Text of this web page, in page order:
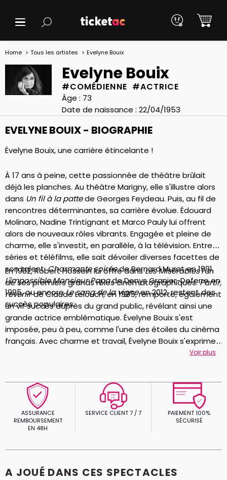
Home Tous les artistes Evelyne Bouix
Evelyne Bouix
#COMÉDIENNE #ACTRICE
Âge : 73
Date de naissance : 22/04/1953
EVELYNE BOUIX - BIOGRAPHIE
Évelyne Bouix, une carrière étincelante !
À 17 ans à peine, cette passionnée de théâtre brûlait
déjà les planches. Au théâtre Marigny, elle s'illustre alors
dans Un fil à la pattede Georges Feydeau. Puis, au fil de
rencontres déterminantes, sa carrière évolue. Édouard
Molinaro, Nadine Trintignant et Marco Pauly lui offrent
alors de nouveaux rôles vibrants. Engagée et pleine de
charme, elle s'investit, en parallèle, à la télévision. Entre
séries et téléfilms, elle sait dévoiler diverses facettes de
son talent.Charmante soiréede Bernard Murat en 1991,
L'impossible Monsieur Papade Denys Granier-Deferre en
1995, ou encoreLe sang de la vigneen 2012, restent des
succès populaires.
En 1982, Robert Hossein lui offre dansLes Misérablesl'un
de ses premiers grands rôles cinématographiques.Partir,
revenirde Claude Lelouch, en 1985, remporte, également
un vif succès auprès du grand public, révélant ainsi une
grande actrice emblématique. Évelyne Bouix s'est
imposée, peu à peu, comme l'une des étoiles du cinéma
français. Avec charme et travail, Évelyne Bouix s'exprime
de Florian
Voir plus
ASSURANCE
REMBOURSEMENT
EN 48H
SERVICE CLIENT 7 / 7
PAIEMENT 100%
SÉCURISÉ
A JOUÉ DANS CES SPECTACLES